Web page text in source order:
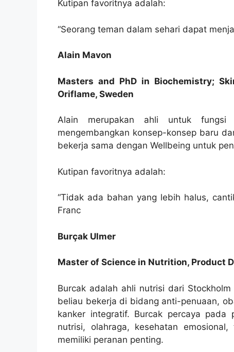
Kutipan favoritnya adalah:
“Seorang teman dalam sehari dapat
Alain Mavon
Masters and PhD in Biochemistry;
Oriflame, Sweden
Alain merupakan ahli untuk
mengembangkan konsep-konsep baru
bekerja sama dengan Wellbeing untuk
Kutipan favoritnya adalah:
“Tidak ada bahan yang lebih halus,
Franc
Burçak Ulmer
Master of Science in Nutrition, Product
Burcak adalah ahli nutrisi dari
beliau bekerja di bidang anti-penuaan,
kanker integratif. Burcak percaya pada
nutrisi, olahraga, kesehatan
memiliki peranan penting.